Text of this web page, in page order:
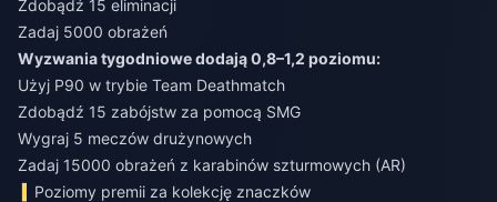
Zdobądź 15 eliminacji
Zadaj 5000 obrażeń
Wyzwania tygodniowe dodają 0,8–1,2 poziomu:
Użyj P90 w trybie Team Deathmatch
Zdobądź 15 zabójstw za pomocą SMG
Wygraj 5 meczów drużynowych
Zadaj 15000 obrażeń z karabinów szturmowych (AR)
Poziomy premii za kolekcję znaczków